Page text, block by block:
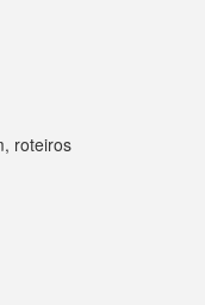
roteiros